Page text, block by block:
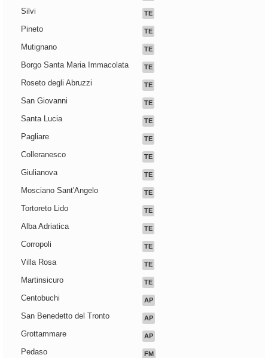
Silvi TE
Pineto TE
Mutignano TE
Borgo Santa Maria Immacolata TE
Roseto degli Abruzzi TE
San Giovanni TE
Santa Lucia TE
Pagliare TE
Colleranesco TE
Giulianova TE
Mosciano Sant'Angelo TE
Tortoreto Lido TE
Alba Adriatica TE
Corropoli TE
Villa Rosa TE
Martinsicuro TE
Centobuchi AP
San Benedetto del Tronto AP
Grottammare AP
Pedaso FM